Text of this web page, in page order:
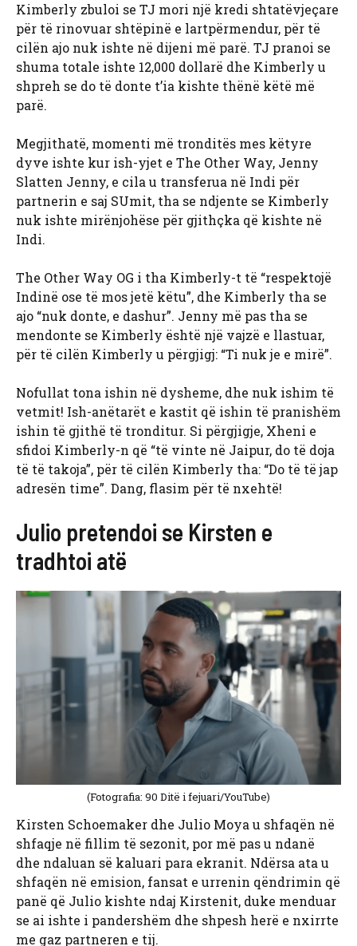
Kimberly zbuloi se TJ mori një kredi shtatëvjeçare
për të rinovuar shtëpinë e lartpërmendur, për të
cilën ajo nuk ishte në dijeni më parë. TJ pranoi se
shuma totale ishte 12,000 dollarë dhe Kimberly u
shpreh se do të donte t’ia kishte thënë këtë më
parë.
Megjithatë, momenti më tronditës mes këtyre
dyve ishte kur ish-yjet e The Other Way, Jenny
Slatten Jenny, e cila u transferua në Indi për
partnerin e saj SUmit, tha se ndjente se Kimberly
nuk ishte mirënjohëse për gjithçka që kishte në
Indi.
The Other Way OG i tha Kimberly-t të “respektojë
Indinë ose të mos jetë këtu”, dhe Kimberly tha se
ajo “nuk donte, e dashur”. Jenny më pas tha se
mendonte se Kimberly është një vajzë e llastuar,
për të cilën Kimberly u përgjigj: “Ti nuk je e mirë”.
Nofullat tona ishin në dysheme, dhe nuk ishim të
vetmit! Ish-anëtarët e kastit që ishin të pranishëm
ishin të gjithë të tronditur. Si përgjigje, Xheni e
sfidoi Kimberly-n që “të vinte në Jaipur, do të doja
të të takoja”, për të cilën Kimberly tha: “Do të të jap
adresën time”. Dang, flasim për të nxehtë!
Julio pretendoi se Kirsten e
tradhtoi atë
(Fotografia: 90 Ditë i fejuari/YouTube)
Kirsten Schoemaker dhe Julio Moya u shfaqën në
shfaqje në fillim të sezonit, por më pas u ndanë
dhe ndaluan së kaluari para ekranit. Ndërsa ata u
shfaqën në emision, fansat e urrenin qëndrimin që
panë që Julio kishte ndaj Kirstenit, duke menduar
se ai ishte i pandershëm dhe shpesh herë e nxirrte
me gaz partneren e tij.